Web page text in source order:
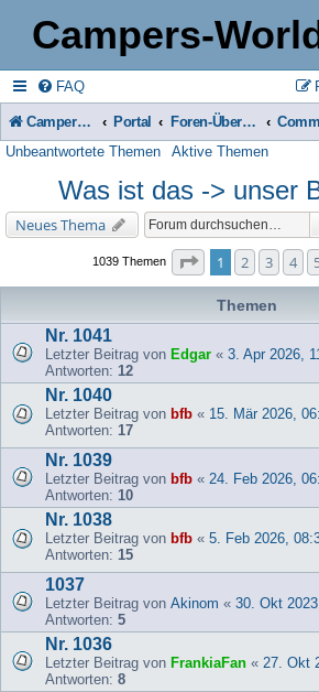
Campers-
FAQ
Campers-World-Forum Portal Foren-Übersicht
Unbeantwortete Themen Aktive Themen
Was ist das -> unser
Neues Thema
1039 Themen Seite von
1 2 3 4
Themen
Nr. 1041
Letzter Beitrag von Edgar « 3. Apr 2026,
Antworten: 12
Nr. 1040
Letzter Beitrag von bfb « 15. Mär 2026,
Antworten: 17
Nr. 1039
Letzter Beitrag von bfb « 24. Feb 2026,
Antworten: 10
Nr. 1038
Letzter Beitrag von bfb « 5. Feb 2026,
Antworten: 15
1037
Letzter Beitrag von Akinom « 30. Okt
Antworten: 5
Nr. 1036
Letzter Beitrag von FrankiaFan « 27. Okt
Antworten: 8